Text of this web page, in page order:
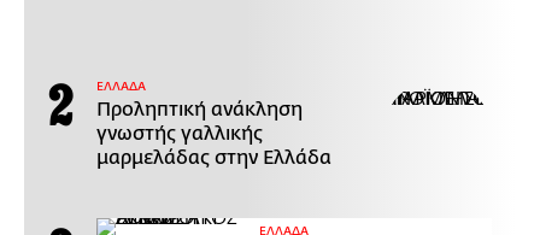
ΕΛΛΑΔΑ
Προληπτική ανάκληση
γνωστής γαλλικής
μαρμελάδας στην Ελλάδα
ΕΛΛΑΔΑ